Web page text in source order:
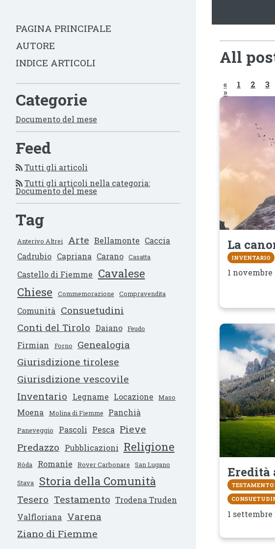
PAGINA PRINCIPALE
AUTORE
INDICE ARTICOLI
Categorie
Documento del mese
Feed
Tutti gli articoli
Tutti gli articoli nella categoria:
Documento del mese
Tag
Anterivo Altrei Arte Bellamonte Caccia
Cadrubio Capriana Carano Casatta
Castello di Fiemme
Cavalese
Chiese
Commemorazione Compravendita
Comunità
Consuetudini
Conti del Tirolo Daiano Feudo
Firmian Forno
Genealogia
Giurisdizione tirolese
Giurisdizione vescovile
Inventario
Legname Locazione Maso
Moena Molina di Fiemme Panchià
Paneveggio Pascoli Pesca Pieve
Predazzo
Pubblicazioni Religione
Ròda Romanìe Rover Carbonare San Lugano
Stava Storia della Comunità
Tesero Testamento Trodena Truden
Valfloriana
Varena
Ziano di Fiemme
All
« 1 2 3
»
La
INVENTARIO
1 novembre
Eredità
TESTAMENTO
1 settembre